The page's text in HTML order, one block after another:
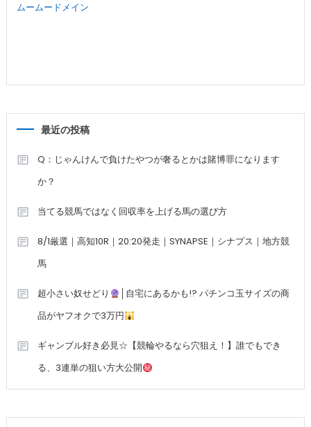
ムームードメイン
最近の投稿
Q：じゃんけんで負けたやつが奢るとかは賭博罪になります
か？
当てる競馬ではなく回収率を上げる馬の選び方
8/1厳選｜高知10R｜20:20発走｜SYNAPSE｜シナプス｜地方競
馬
超小さい奴せどり
│自宅にあるかも!? パチンコ玉サイズの商
品がヤフオクで3万円
ギャンブル好き必見☆【競輪やるなら穴狙え！】誰でもでき
る、3連単の狙い方大公開